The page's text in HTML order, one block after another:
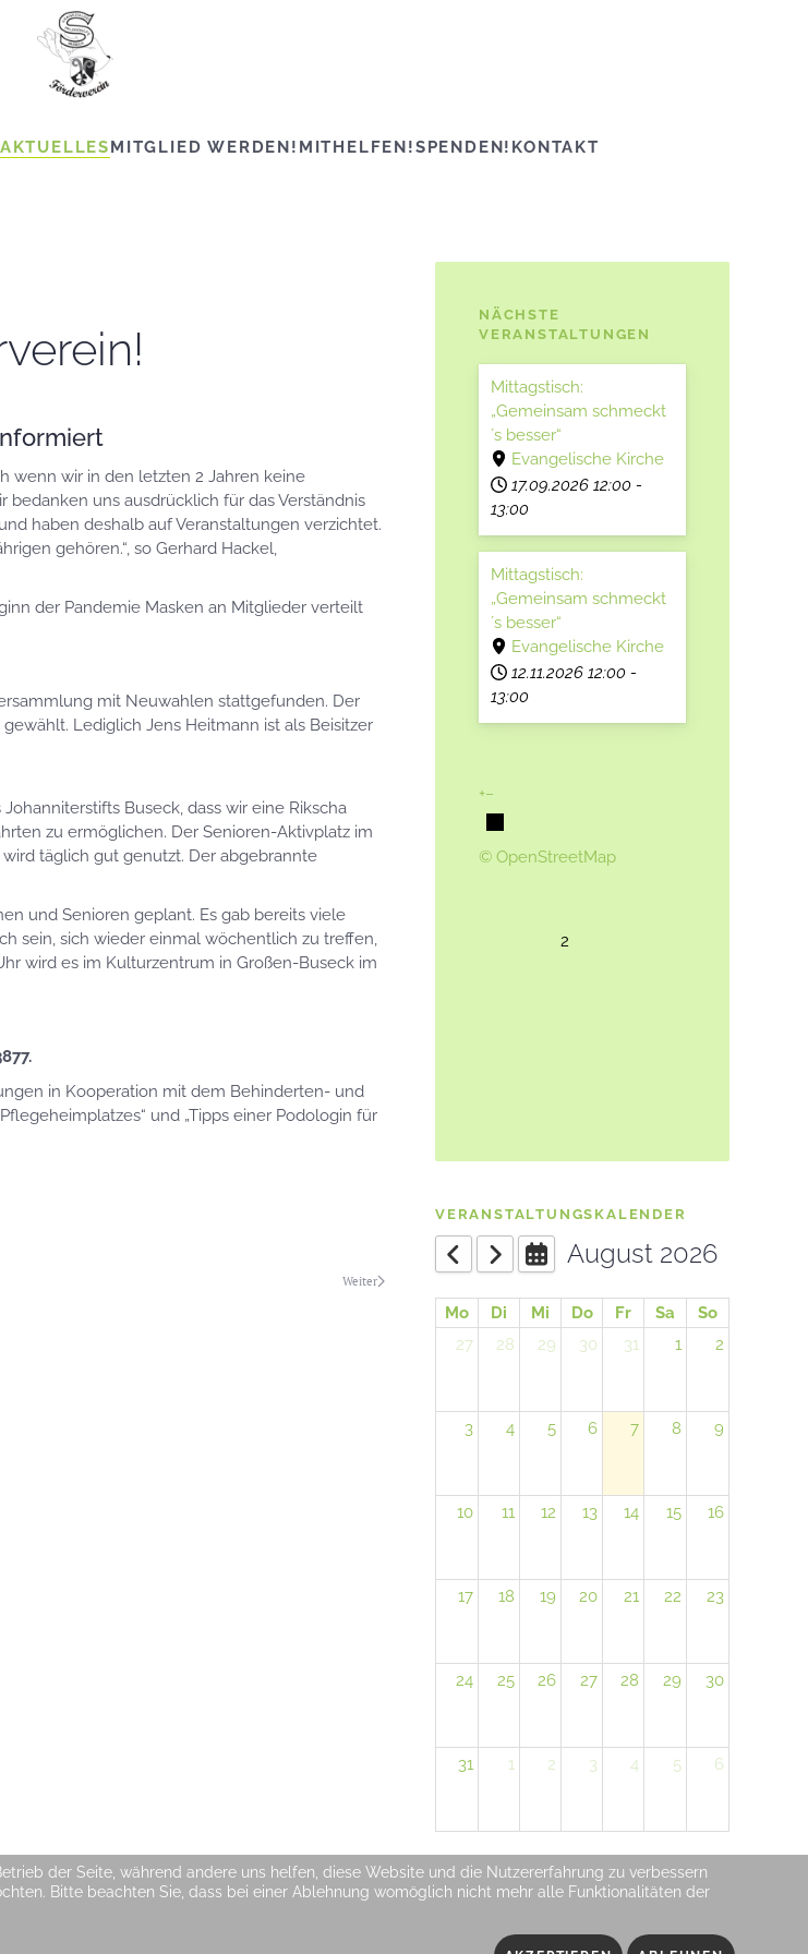
AKTUELLESMITGLIED WERDEN! MITHELFEN!SPENDEN! KONTAKT
wenn wir in den letzten 2 Jahren keine
uns ausdrücklich für das Verständnis
haben deshalb auf Veranstaltungen verzichtet.
gehören.“, so Gerhard Hackel,
der Pandemie Masken an Mitglieder verteilt
mit Neuwahlen stattgefunden. Der
Lediglich Jens Heitmann ist als Beisitzer
Buseck, dass wir eine Rikscha
zu ermöglichen. Der Senioren-Aktivplatz im
täglich gut genutzt. Der abgebrannte
und Senioren geplant. Es gab bereits viele
sein, sich wieder einmal wöchentlich zu treffen,
wird es im Kulturzentrum in Großen-Buseck im
in Kooperation mit dem Behinderten- und
und „Tipps einer Podologin für
Weiter
NÄCHSTE
VERANSTALTUNGEN
Mittagstisch:
„Gemeinsam schmeckt
´s besser“
Evangelische Kirche
17.09.2026 12:00 -
13:00
Mittagstisch:
„Gemeinsam schmeckt
´s besser“
Evangelische Kirche
12.11.2026 12:00 -
13:00
2
+−
© OpenStreetMap
VERANSTALTUNGSKALENDER
August 2026
Mo Di Mi Do Fr Sa
So
27
28 29 30 31 1 2
3 4 5 6 7 8 9
10 11 12 13 14 15 16
17 18 19 20 21 22 23
24 25 26 27 28 29 30
31 1 2 3 4 5 6
der Seite, während andere uns helfen, diese Website und die Nutzererfahrung zu verbessern
Bitte beachten Sie, dass bei einer Ablehnung womöglich nicht mehr alle Funktionalitäten der